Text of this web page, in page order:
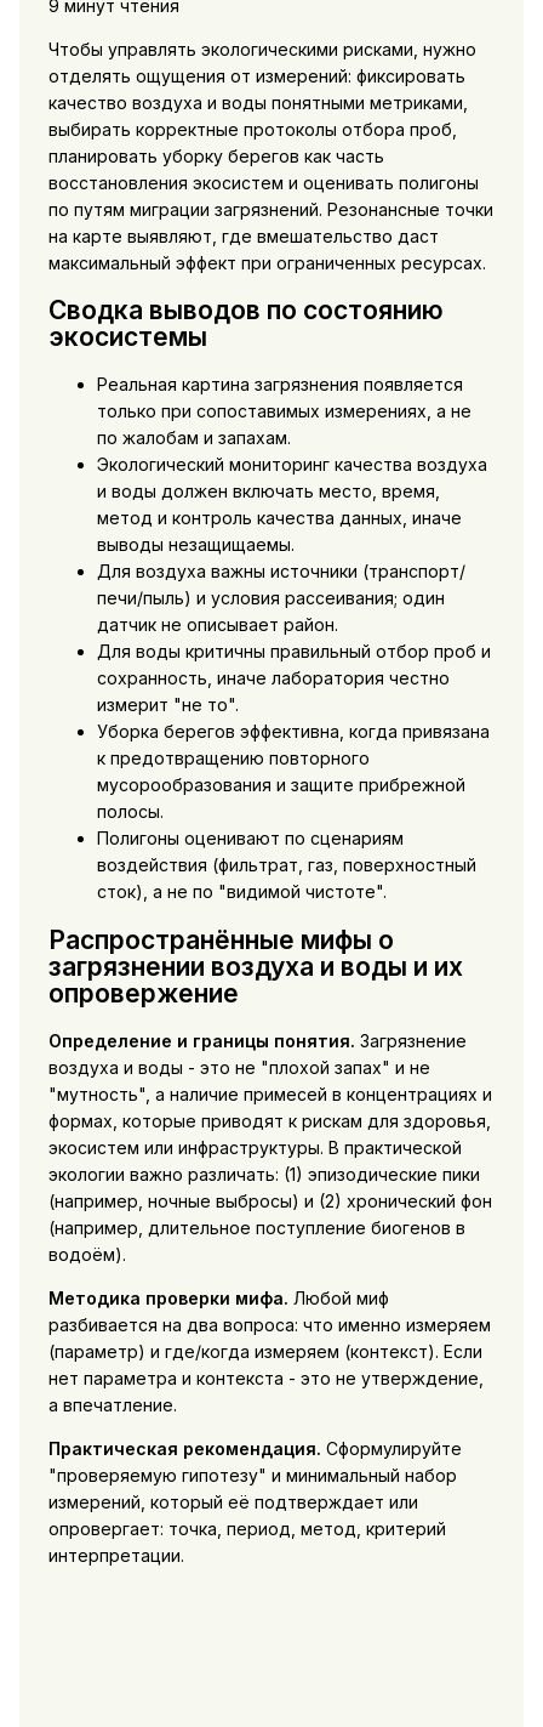
9 минут чтения
Чтобы управлять экологическими рисками, нужно
отделять ощущения от измерений: фиксировать
качество воздуха и воды понятными метриками,
выбирать корректные протоколы отбора проб,
планировать уборку берегов как часть
восстановления экосистем и оценивать полигоны
по путям миграции загрязнений. Резонансные точки
на карте выявляют, где вмешательство даст
максимальный эффект при ограниченных ресурсах.
Сводка выводов по состоянию
экосистемы
Реальная картина загрязнения появляется
только при сопоставимых измерениях, а не
по жалобам и запахам.
Экологический мониторинг качества воздуха
и воды должен включать место, время,
метод и контроль качества данных, иначе
выводы незащищаемы.
Для воздуха важны источники (транспорт/
печи/пыль) и условия рассеивания; один
датчик не описывает район.
Для воды критичны правильный отбор проб и
сохранность, иначе лаборатория честно
измерит "не то".
Уборка берегов эффективна, когда привязана
к предотвращению повторного
мусорообразования и защите прибрежной
полосы.
Полигоны оценивают по сценариям
воздействия (фильтрат, газ, поверхностный
сток), а не по "видимой чистоте".
Распространённые мифы о
загрязнении воздуха и воды и их
опровержение
Определение и границы понятия. Загрязнение
воздуха и воды - это не "плохой запах" и не
"мутность", а наличие примесей в концентрациях и
формах, которые приводят к рискам для здоровья,
экосистем или инфраструктуры. В практической
экологии важно различать: (1) эпизодические пики
(например, ночные выбросы) и (2) хронический фон
(например, длительное поступление биогенов в
водоём).
Методика проверки мифа. Любой миф
разбивается на два вопроса: что именно измеряем
(параметр) и где/когда измеряем (контекст). Если
нет параметра и контекста - это не утверждение,
а впечатление.
Практическая рекомендация. Сформулируйте
"проверяемую гипотезу" и минимальный набор
измерений, который её подтверждает или
опровергает: точка, период, метод, критерий
интерпретации.